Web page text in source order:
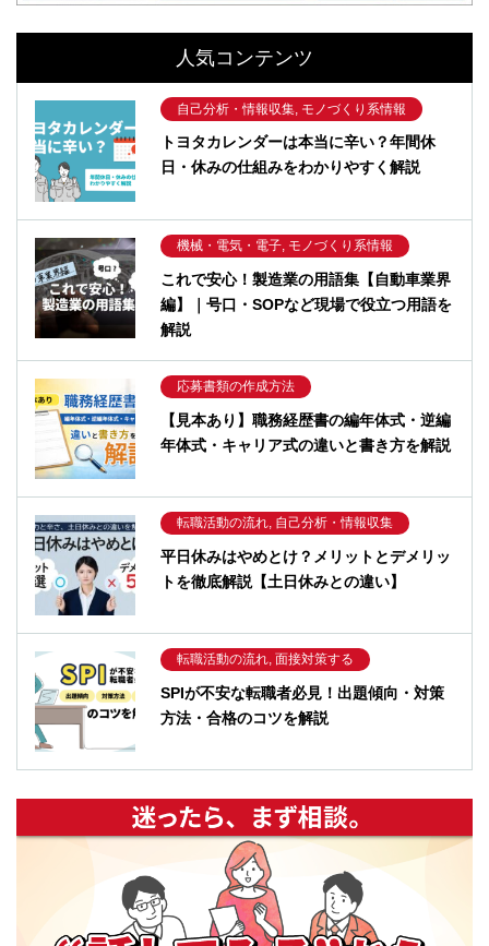
人気コンテンツ
自己分析・情報収集, モノづくり系情報
トヨタカレンダーは本当に辛い？年間休
日・休みの仕組みをわかりやすく解説
機械・電気・電子, モノづくり系情報
これで安心！製造業の用語集【自動車業界
編】｜号口・SOPなど現場で役立つ用語を
解説
応募書類の作成方法
【見本あり】職務経歴書の編年体式・逆編
年体式・キャリア式の違いと書き方を解説
転職活動の流れ, 自己分析・情報収集
平日休みはやめとけ？メリットとデメリッ
トを徹底解説【土日休みとの違い】
転職活動の流れ, 面接対策する
SPIが不安な転職者必見！出題傾向・対策
方法・合格のコツを解説